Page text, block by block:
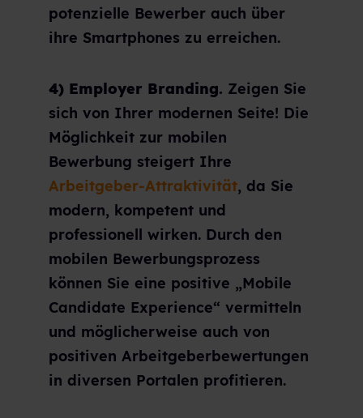
potenzielle Bewerber auch über
ihre Smartphones zu erreichen.
4) Employer Branding. Zeigen Sie
sich von Ihrer modernen Seite! Die
Möglichkeit zur mobilen
Bewerbung steigert Ihre
Arbeitgeber-Attraktivität, da Sie
modern, kompetent und
professionell wirken. Durch den
mobilen Bewerbungsprozess
können Sie eine positive „Mobile
Candidate Experience“ vermitteln
und möglicherweise auch von
positiven Arbeitgeberbewertungen
in diversen Portalen profitieren.